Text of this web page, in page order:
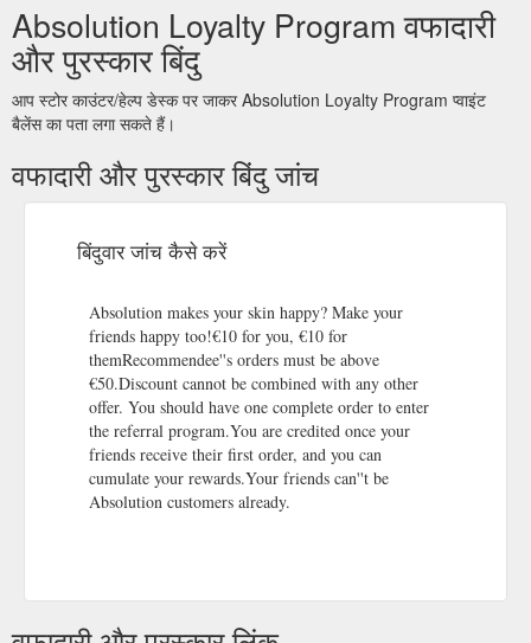
Absolution Loyalty Program वफादारी
और पुरस्कार बिंदु
आप स्टोर काउंटर/हेल्प डेस्क पर जाकर Absolution Loyalty Program प्वाइंट
बैलेंस का पता लगा सकते हैं।
वफादारी और पुरस्कार बिंदु जांच
बिंदुवार जांच कैसे करें
Absolution makes your skin happy? Make your
friends happy too!€10 for you, €10 for
themRecommendee''s orders must be above
€50.Discount cannot be combined with any other
offer. You should have one complete order to enter
the referral program.You are credited once your
friends receive their first order, and you can
cumulate your rewards.Your friends can''t be
Absolution customers already.